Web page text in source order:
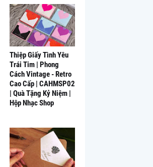
Thiệp Giấy Tình Yêu
Trái Tim | Phong
Cách Vintage - Retro
Cao Cấp | CAHMSP02
| Quà Tặng Kỷ Niệm |
Hộp Nhạc Shop